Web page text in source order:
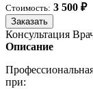
Стоимость: 3 500 ₽
Заказать
Консультация
Описание
при: